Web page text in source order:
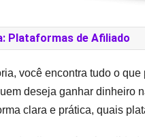
Plataformas de Afiliado
você encontra tudo o
deseja ganhar dinheiro
clara e prática, quais